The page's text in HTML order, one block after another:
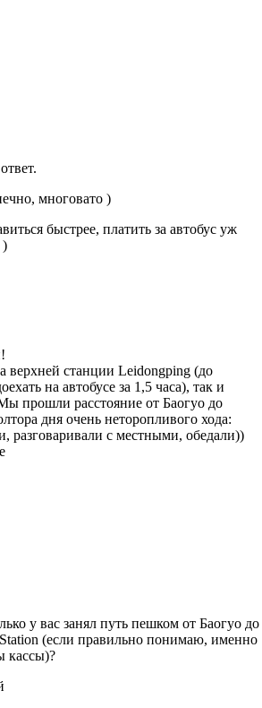
многовато )
быстрее, платить за автобус уж
)
верхней станции Leidongping (до
на автобусе за 1,5 часа), так и
прошли расстояние от Баогуо до
дня очень неторопливого хода:
разговаривали с местными, обедали))
у вас занял путь пешком от Баогуо до
(если правильно понимаю, именно
кассы)?